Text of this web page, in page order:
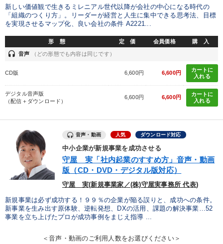
新しい価値観で生きるミレニアル世代以降が会社の中心になる時代の
「組織のつくり方」。リーダーが経営と人生に集中できる思考法、目標
を実現させるマップ化、良い会社の条件 A2221...
形 態 定 価 会員価格 購 入
headset 音声 （どの形態でも内容は同じです）
CD版 6,600円 6,600円
カートに
入れる
デジタル音声版
（配信＋ダウンロード）
6,600円 6,600円
カートに
入れる
音声・動画 人気 ダウンロード対応
中小企業が新規事業を成功させる
守屋 実「社内起業のすすめ方」音声・動画
版（CD・DVD・デジタル版対応）
守屋 実(新規事業家／(株)守屋実事務所 代表)
新規事業は必ず成功する！９９％の企業が陥る誤りと、成功への条件。
新事業を生み出す原体験、逆転発想、DXの活用、課題の解決事業…52
事業を立ち上げたプロが成功事例をまじえ指導 ...
＜音声・動画のご利用人数をお選びください＞